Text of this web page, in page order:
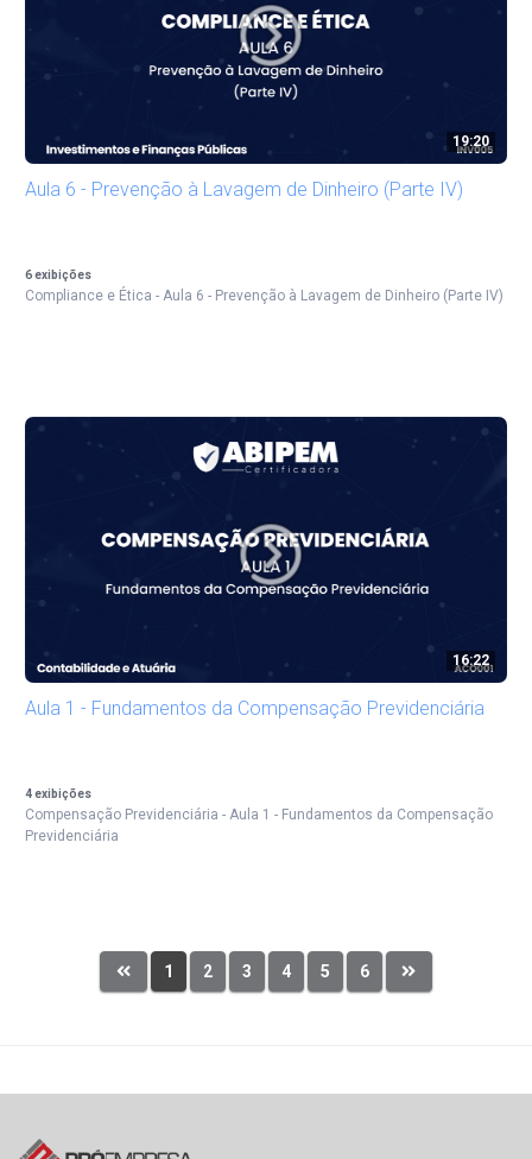
19:20
Aula 6 - Prevenção à Lavagem de Dinheiro (Parte IV)
6exibições
Compliance e Ética - Aula 6 - Prevenção à Lavagem de Dinheiro (Parte IV)
16:22
Aula 1 - Fundamentos da Compensação Previdenciária
4exibições
Compensação Previdenciária - Aula 1 - Fundamentos da Compensação
Previdenciária
1 2 3 4 5 6